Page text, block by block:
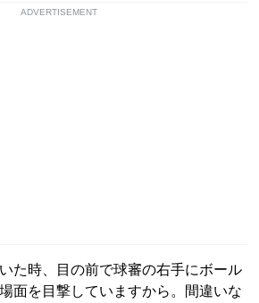
ADVERTISEMENT
た時、目の前で球審の右手にボール
面を目撃していますから。間違いな